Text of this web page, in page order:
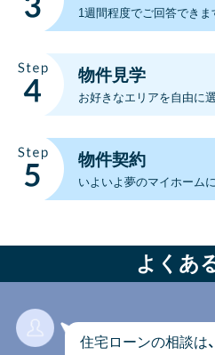
1週間程度でご回答できま
物件見学
お好きなエリアを自由に
物件契約
いよいよ夢のマイホーム
よくあ
住宅ローンの相談は、